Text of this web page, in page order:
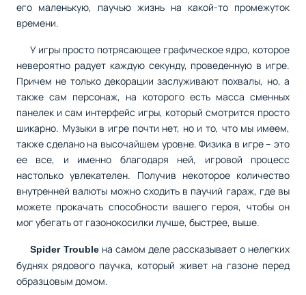
его маленькую, паучью жизнь на какой-то промежуток
времени.
У игры просто потрясающее графическое ядро, которое
невероятно радует каждую секунду, проведенную в игре.
Причем не только декорации заслуживают похвалы, но, а
также сам персонаж, на которого есть масса сменных
панелек и сам интерфейс игры, который смотрится просто
шикарно. Музыки в игре почти нет, но и то, что мы имеем,
также сделано на высочайшем уровне. Физика в игре – это
ее все, и именно благодаря ней, игровой процесс
настолько увлекателен. Получив некоторое количество
внутренней валюты можно сходить в паучий гараж, где вы
можете прокачать способности вашего героя, чтобы он
мог убегать от газонокосилки лучше, быстрее, выше.
Spider Trouble на самом деле рассказывает о нелегких
буднях рядового паучка, который живет на газоне перед
образцовым домом.